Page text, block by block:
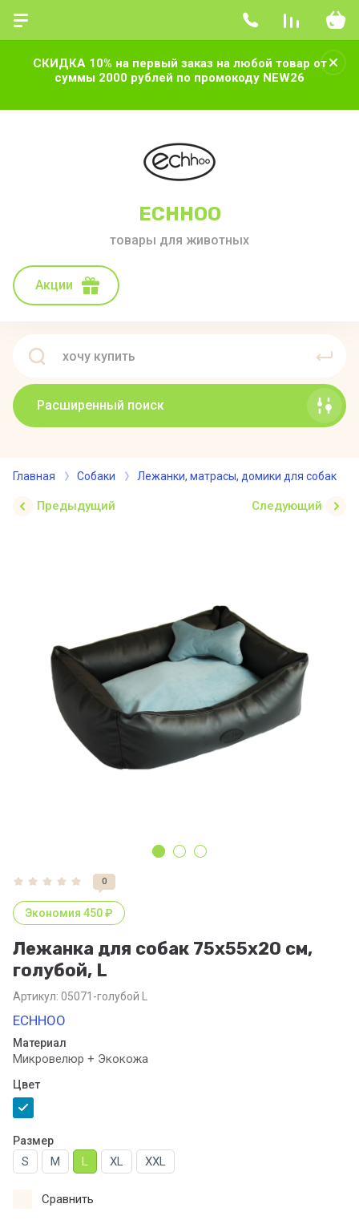
СКИДКА 10% на первый заказ на любой товар от
суммы 2000 рублей по промокоду NEW26
ECHHOO
товары для животных
Акции
Расширенный поиск
Главная Собаки Лежанки, матрасы, домики для собак
Предыдущий Следующий
0
Экономия 450 ₽
Лежанка для собак 75х55х20 см,
голубой, L
Артикул: 05071-голубой L
ECHHOO
Материал
Микровелюр + Экокожа
Цвет
Размер
S M L XL XXL
Сравнить